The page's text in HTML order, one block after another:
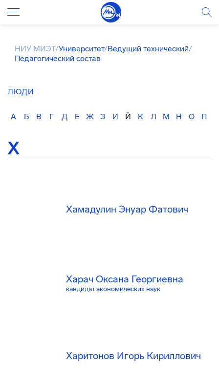
НИУ МИЭТ/Университет/Ведущий технический/
Педагогический состав
ЛЮДИ
А Б В Г Д Е Ж З И Й К Л М Н О П
Х
Хамадулин Энуар Фатович
Харач Оксана Георгиевна
кандидат экономических наук
Харитонов Игорь Кириллович